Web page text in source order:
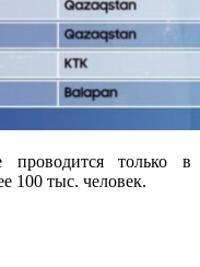
проводится только в
100 тыс. человек.